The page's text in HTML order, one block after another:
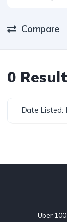
Compare
0
Date Listed:
Über